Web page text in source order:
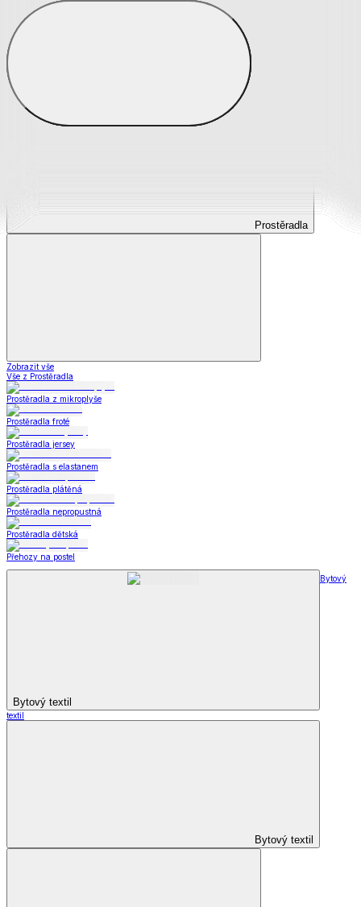
Prostěradla
Prostěradla
Zobrazit vše
Vše z Prostěradla
Prostěradla z mikroplyše
Prostěradla froté
Prostěradla jersey
Prostěradla s elastanem
Prostěradla plátěná
Prostěradla nepropustná
Prostěradla dětská
Přehozy na postel
Bytový textil
Bytový
textil
Bytový textil